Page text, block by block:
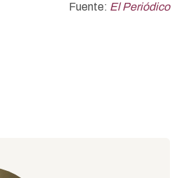
Fuente: El Periódico